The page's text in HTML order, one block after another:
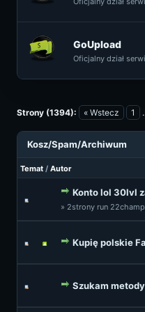
GoUpload
Oficjalny dział
Strony (1394): « Wstecz 1
Kosz/Spam/Archiwum
Temat / Autor
Konto lol 30lvl
» 2strony run
Kupię polskie
Szukam